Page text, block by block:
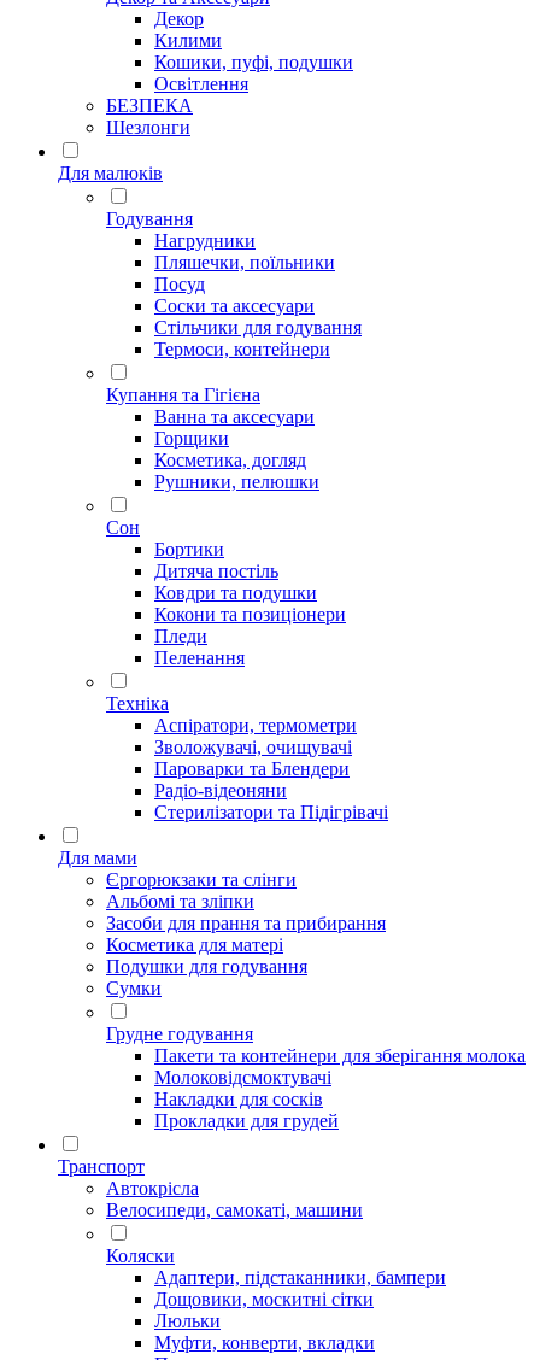
Декор
Килими
Кошики, пуфі, подушки
Освітлення
БЕЗПЕКА
Шезлонги
Для малюків
Годування
Нагрудники
Пляшечки, поїльники
Посуд
Соски та аксесуари
Стільчики для годування
Термоси, контейнери
Купання та Гігієна
Ванна та аксесуари
Горщики
Косметика, догляд
Рушники, пелюшки
Сон
Бортики
Дитяча постіль
Ковдри та подушки
Кокони та позиціонери
Пледи
Пеленання
Техніка
Аспіратори, термометри
Зволожувачі, очищувачі
Пароварки та Блендери
Радіо-відеоняни
Стерилізатори та Підігрівачі
Для мами
Єргорюкзаки та слінги
Альбомі та зліпки
Засоби для прання та прибирання
Косметика для матері
Подушки для годування
Сумки
Грудне годування
Пакети та контейнери для зберігання молока
Молоковідсмоктувачі
Накладки для сосків
Прокладки для грудей
Транспорт
Автокрісла
Велосипеди, самокаті, машини
Коляски
Адаптери, підстаканники, бампери
Дощовики, москитні сітки
Люльки
Муфти, конверти, вкладки